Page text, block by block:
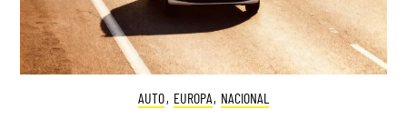
AUTO, EUROPA, NACIONAL